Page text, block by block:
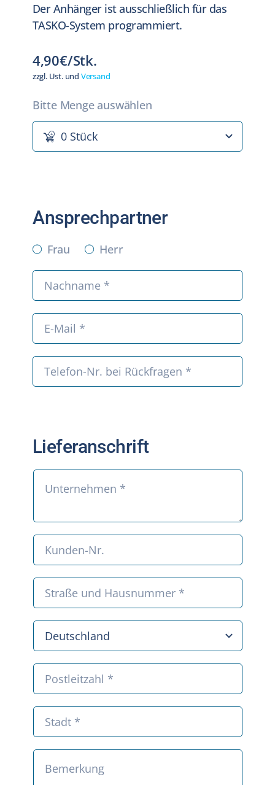
Der Anhänger ist ausschließlich für das
TASKO-System programmiert.
4,90€/Stk.
zzgl. Ust. und Versand
Bitte Menge auswählen
Ansprechpartner
Frau Herr
Lieferanschrift